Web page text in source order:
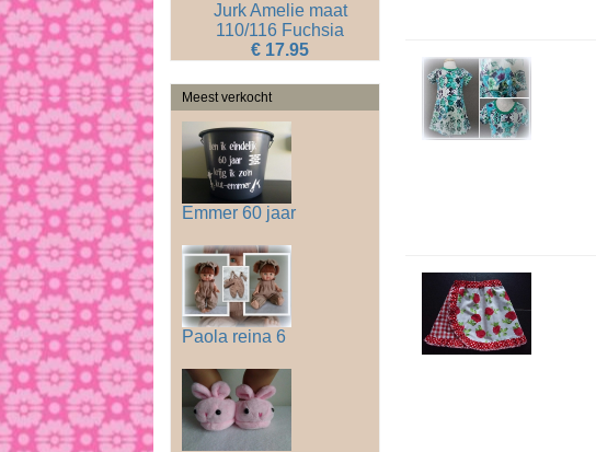
Jurk Amelie maat
110/116 Fuchsia
€ 17.95
Meest verkocht
Emmer 60 jaar
Paola reina 6